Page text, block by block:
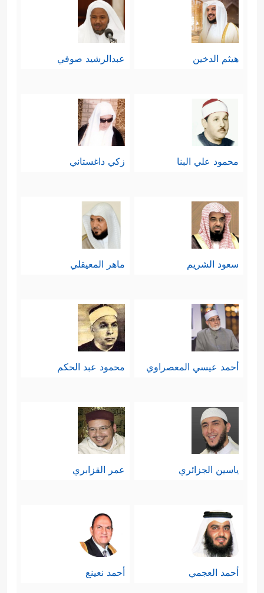
هيثم الدخين عبدالرشيد صوفي
محمود علي البنا زكي داغستاني
سعود الشريم ماهر المعيقلي
أحمد عيسي المعصراوي محمود عبد الحكم
ياسين الجزائري عمر القزابري
أحمد العجمي أحمد نعينع